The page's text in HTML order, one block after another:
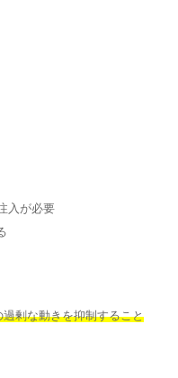
入が必要
剰な動きを抑制すること